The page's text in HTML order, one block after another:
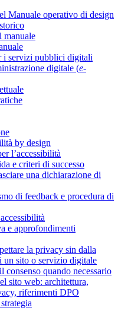
Manuale operativo di design
manuale
i servizi pubblici digitali
digitale (e-
by design
l’accessibilità
e criteri di successo
una dichiarazione di
di feedback e procedura di
e approfondimenti
la privacy sin dalla
un sito o servizio digitale
consenso quando necessario
sito web: architettura,
riferimenti DPO